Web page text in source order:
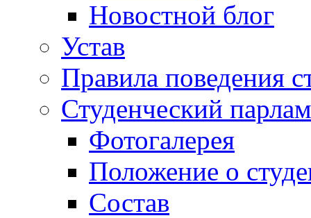
Новостной блог
Устав
Правила поведения
Студенческий
Фотогалерея
Положение о
Состав